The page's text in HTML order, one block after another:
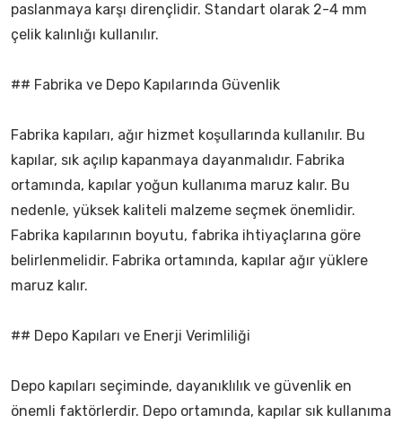
paslanmaya karşı dirençlidir. Standart olarak 2-4 mm
çelik kalınlığı kullanılır.
## Fabrika ve Depo Kapılarında Güvenlik
Fabrika kapıları, ağır hizmet koşullarında kullanılır. Bu
kapılar, sık açılıp kapanmaya dayanmalıdır. Fabrika
ortamında, kapılar yoğun kullanıma maruz kalır. Bu
nedenle, yüksek kaliteli malzeme seçmek önemlidir.
Fabrika kapılarının boyutu, fabrika ihtiyaçlarına göre
belirlenmelidir. Fabrika ortamında, kapılar ağır yüklere
maruz kalır.
## Depo Kapıları ve Enerji Verimliliği
Depo kapıları seçiminde, dayanıklılık ve güvenlik en
önemli faktörlerdir. Depo ortamında, kapılar sık kullanıma